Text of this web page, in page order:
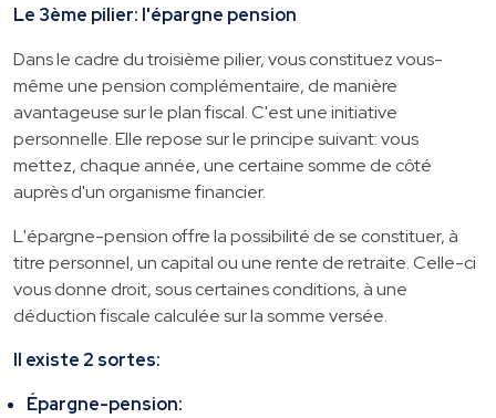
Le 3ème pilier: l'épargne pension
Dans le cadre du troisième pilier, vous constituez vous-
même une pension complémentaire, de manière
avantageuse sur le plan fiscal. C'est une initiative
personnelle. Elle repose sur le principe suivant: vous
mettez, chaque année, une certaine somme de côté
auprès d'un organisme financier.
L'épargne-pension offre la possibilité de se constituer, à
titre personnel, un capital ou une rente de retraite. Celle-ci
vous donne droit, sous certaines conditions, à une
déduction fiscale calculée sur la somme versée.
Il existe 2 sortes:
Épargne-pension: